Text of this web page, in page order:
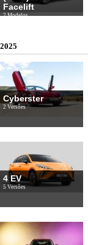
Facelift
2 Modelos
2025
Cyberster
2 Versões
4 EV
5 Versões